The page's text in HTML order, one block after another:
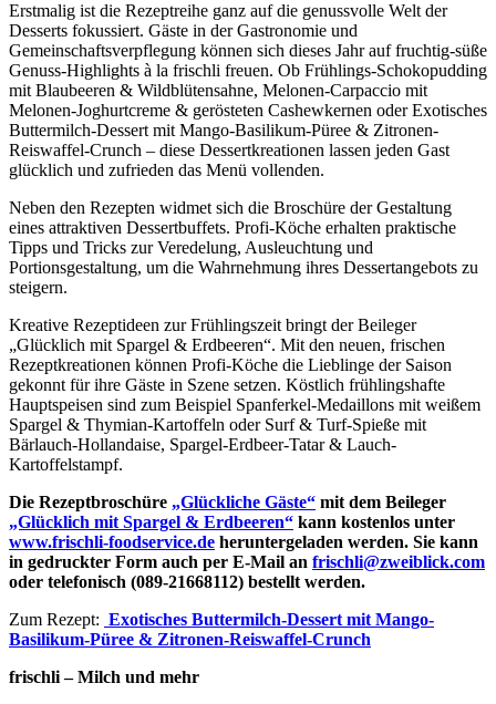
Erstmalig ist die Rezeptreihe ganz auf die genussvolle Welt der
Desserts fokussiert. Gäste in der Gastronomie und
Gemeinschaftsverpflegung können sich dieses Jahr auf fruchtig-süße
Genuss-Highlights à la frischli freuen. Ob Frühlings-Schokopudding
mit Blaubeeren & Wildblütensahne, Melonen-Carpaccio mit
Melonen-Joghurtcreme & gerösteten Cashewkernen oder Exotisches
Buttermilch-Dessert mit Mango-Basilikum-Püree & Zitronen-
Reiswaffel-Crunch – diese Dessertkreationen lassen jeden Gast
glücklich und zufrieden das Menü vollenden.
Neben den Rezepten widmet sich die Broschüre der Gestaltung
eines attraktiven Dessertbuffets. Profi-Köche erhalten praktische
Tipps und Tricks zur Veredelung, Ausleuchtung und
Portionsgestaltung, um die Wahrnehmung ihres Dessertangebots zu
steigern.
Kreative Rezeptideen zur Frühlingszeit bringt der Beileger
„Glücklich mit Spargel & Erdbeeren“. Mit den neuen, frischen
Rezeptkreationen können Profi-Köche die Lieblinge der Saison
gekonnt für ihre Gäste in Szene setzen. Köstlich frühlingshafte
Hauptspeisen sind zum Beispiel Spanferkel-Medaillons mit weißem
Spargel & Thymian-Kartoffeln oder Surf & Turf-Spieße mit
Bärlauch-Hollandaise, Spargel-Erdbeer-Tatar & Lauch-
Kartoffelstampf.
Die Rezeptbroschüre „Glückliche Gäste“ mit dem Beileger
„Glücklich mit Spargel & Erdbeeren“ kann kostenlos unter
www.frischli-foodservice.de heruntergeladen werden. Sie kann
in gedruckter Form auch per E-Mail an frischli@zweiblick.com
oder telefonisch (089-21668112) bestellt werden.
Zum Rezept: Exotisches Buttermilch-Dessert mit Mango-
Basilikum-Püree & Zitronen-Reiswaffel-Crunch
frischli – Milch und mehr